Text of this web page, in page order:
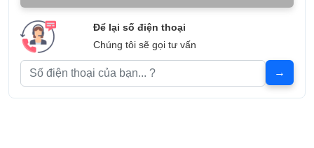
Để lại số điện thoại
Chúng tôi sẽ gọi tư vấn